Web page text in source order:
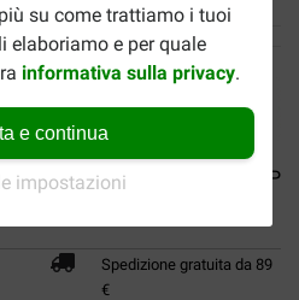
su come trattiamo i tuoi
elaboriamo e per quale
informativa sulla privacy.
e continua
impostazioni
Hill's Prescription Diet... Hill's
Spedizione gratuita da 89
€